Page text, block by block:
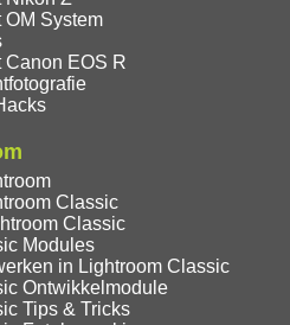
OM System
Canon EOS R
Classic
Classic
Modules
in Lightroom Classic
Ontwikkelmodule
Tips & Tricks